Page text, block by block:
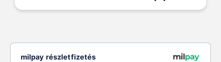
milpay részletfizetés